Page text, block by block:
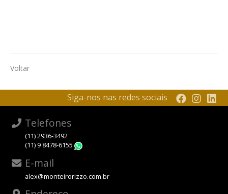
Voltar
Siga-nos nas redes sociais
Telefones
(11) 2936-3492
(11) 9 8478-6155
E-mail
alex@monteirorizzo.com.br